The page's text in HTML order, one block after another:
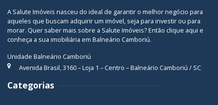
A Salute Imóveis nasceu do ideal de garantir o melhor negócio para
aqueles que buscam adquirir um imóvel, seja para investir ou para
morar. Quer saber mais sobre a Salute Imóveis? Então clique aqui e
conheça a sua imobiliária em Balneário Camboriú.
Unidade Balneário Camboriú
Avenida Brasil, 3160 – Loja 1 – Centro – Balneário Camboriú / SC
Categorias